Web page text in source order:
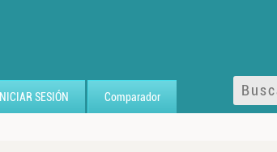
INICIAR SESIÓN Comparador